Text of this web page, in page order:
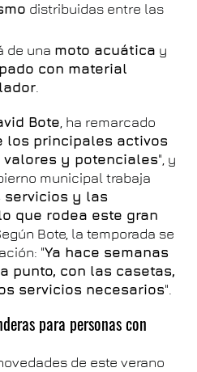
distribuidas entre las
de una moto acuática y
con material
.
Bote, ha remarcado
los principales activos
valores y potenciales", y
municipal trabaja
servicios y las
que rodea este gran
Bote, la temporada se
"Ya hace semanas
punto, con las casetas,
servicios necesarios".
para personas con
de este verano